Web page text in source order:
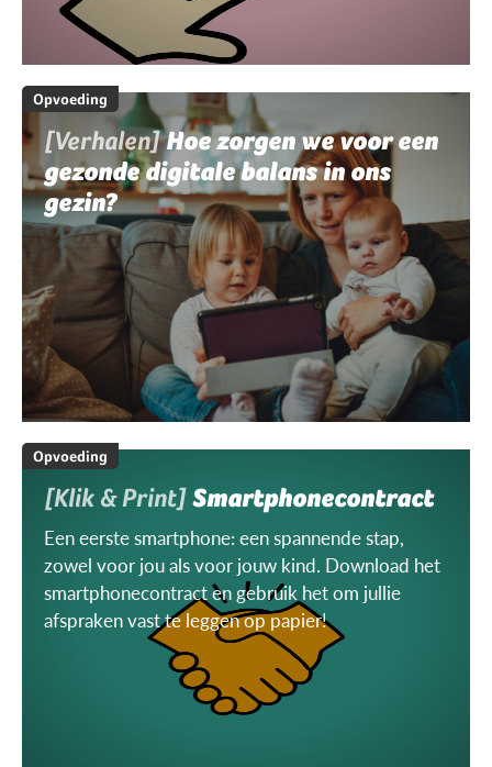
Opvoeding
[Verhalen]Hoe zorgen we voor een
gezonde digitale balans in ons
gezin?
Opvoeding
[Klik & Print]Smartphonecontract
Een eerste smartphone: een spannende stap,
zowel voor jou als voor jouw kind. Download het
smartphonecontract en gebruik het om jullie
afspraken vast te leggen op papier!